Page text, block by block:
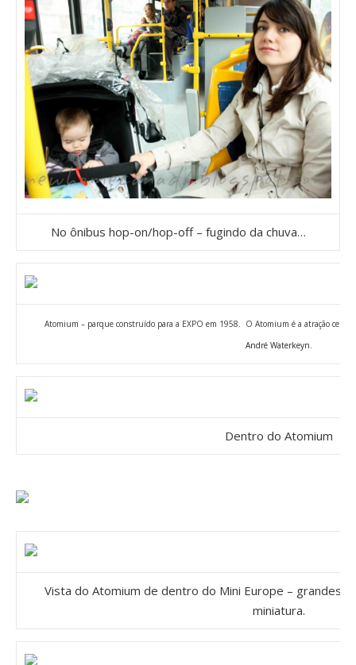
No ônibus hop-on/hop-off – fugindo da chuva…
Atomium – parque construído para a EXPO em 1958. O Atomium é a atração
André Waterkeyn.
Dentro do Atomium
Vista do Atomium de dentro do Mini Europe – grandes
miniatura.